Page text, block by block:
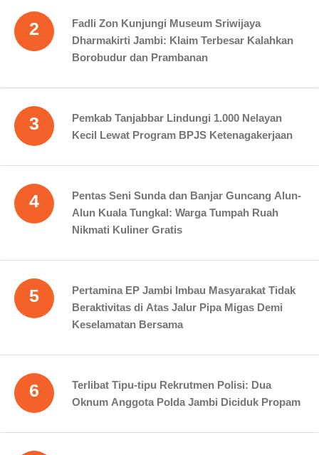
2
Fadli Zon Kunjungi Museum Sriwijaya
Dharmakirti Jambi: Klaim Terbesar Kalahkan
Borobudur dan Prambanan
3
Pemkab Tanjabbar Lindungi 1.000 Nelayan
Kecil Lewat Program BPJS Ketenagakerjaan
4
Pentas Seni Sunda dan Banjar Guncang Alun-
Alun Kuala Tungkal: Warga Tumpah Ruah
Nikmati Kuliner Gratis
5
Pertamina EP Jambi Imbau Masyarakat Tidak
Beraktivitas di Atas Jalur Pipa Migas Demi
Keselamatan Bersama
6
Terlibat Tipu-tipu Rekrutmen Polisi: Dua
Oknum Anggota Polda Jambi Diciduk Propam